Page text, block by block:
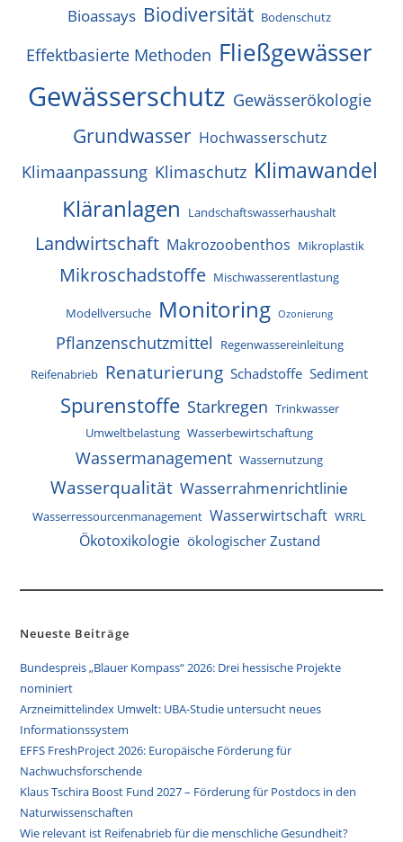
Bioassays Biodiversität Bodenschutz
Effektbasierte Methoden Fließgewässer
Gewässerschutz Gewässerökologie
Grundwasser Hochwasserschutz
Klimaanpassung Klimaschutz Klimawandel
Kläranlagen Landschaftswasserhaushalt
Landwirtschaft Makrozoobenthos Mikroplastik
Mikroschadstoffe Mischwasserentlastung
Modellversuche Monitoring Ozonierung
Pflanzenschutzmittel
Regenwassereinleitung
Reifenabrieb Renaturierung Schadstoffe Sediment
Spurenstoffe Starkregen Trinkwasser
Umweltbelastung Wasserbewirtschaftung
Wassermanagement Wassernutzung
Wasserqualität Wasserrahmenrichtlinie
Wasserressourcenmanagement Wasserwirtschaft WRRL
Ökotoxikologie ökologischer Zustand
Neueste Beiträge
Bundespreis „Blauer Kompass“ 2026: Drei hessische Projekte
nominiert
Arzneimittelindex Umwelt: UBA-Studie untersucht neues
Informationssystem
EFFS FreshProject 2026: Europäische Förderung für
Nachwuchsforschende
Klaus Tschira Boost Fund 2027 – Förderung für Postdocs in den
Naturwissenschaften
Wie relevant ist Reifenabrieb für die menschliche Gesundheit?